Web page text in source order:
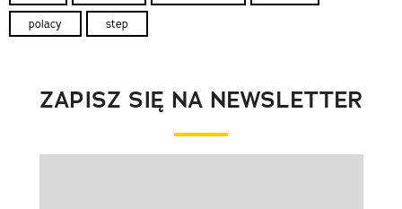
polacy step
ZAPISZ SIĘ NA NEWSLETTER